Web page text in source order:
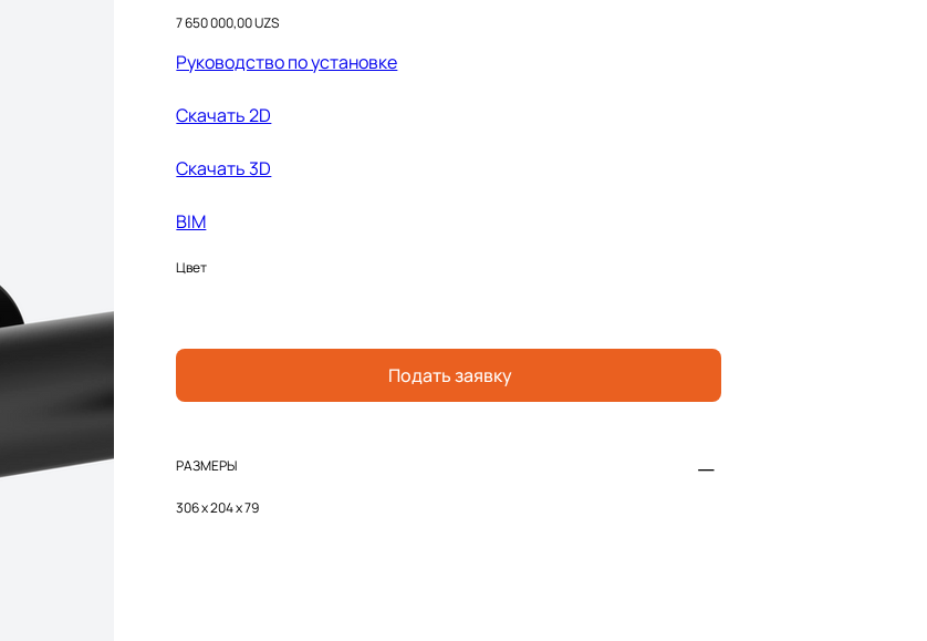
Цена
7 650 000,00 UZS
Руководство по установке
Скачать 2D
Cкачать 3D
BIM
Цвет
Подать заявку
РАЗМЕРЫ
306 x 204 x 79